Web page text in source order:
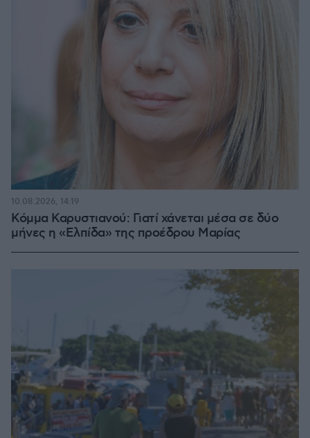
Κόμμα Καρυστιανού: Γιατί χάνεται μέσα σε δύο
μήνες η «Ελπίδα» της προέδρου Μαρίας
10.08.2026, 14:19